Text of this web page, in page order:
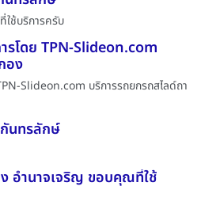
ช้บริการครับ
รโดย TPN-Slideon.com
อง
Slideon.com บริการรถยกรถสไลด์ถา
นทรลักษ์
อำนาจเจริญ ขอบคุณที่ใช้